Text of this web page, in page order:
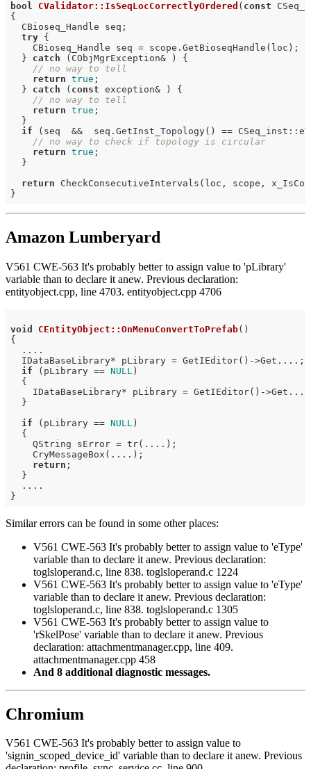
bool CValidator::IsSeqLocCorrectlyOrdered ( const
{
  CBioseq_Handle seq;
try {
    CBioseq_Handle seq = scope.GetBioseqHandle(loc);
  }
catch (CObjMgrException& ) {
// no way to tell
return true ;
  }
catch ( const exception& ) {
// no way to tell
return true ;
  }
if (seq  &&  seq.GetInst_Topology() ==
// no way to check if topology is circular
return true ;
  }
return CheckConsecutiveIntervals(loc, scope,
Amazon Lumberyard
V561 CWE-563 It's probably better to assign value to 'pLibrary'
variable than to declare it anew. Previous declaration:
entityobject.cpp, line 4703. entityobject.cpp 4706
void CEntityObject::OnMenuConvertToPrefab()
{
  ....
  IDataBaseLibrary* pLibrary = GetIEditor()->Get....;
if (pLibrary == NULL)
  {
IDataBaseLibrary* pLibrary = GetIEditor()-
  }
if (pLibrary == NULL)
  {
    QString sError = tr(....);
    CryMessageBox(....);
return ;
  }
  ....
Similar errors can be found in some other places:
V561 CWE-563 It's probably better to assign value to 'eType'
variable than to declare it anew. Previous declaration:
toglsloperand.c, line 838. toglsloperand.c 1224
V561 CWE-563 It's probably better to assign value to 'eType'
variable than to declare it anew. Previous declaration:
toglsloperand.c, line 838. toglsloperand.c 1305
V561 CWE-563 It's probably better to assign value to
'rSkelPose' variable than to declare it anew. Previous
declaration: attachmentmanager.cpp, line 409.
attachmentmanager.cpp 458
And 8 additional diagnostic messages.
Chromium
V561 CWE-563 It's probably better to assign value to
'signin_scoped_device_id' variable than to declare it anew. Previous